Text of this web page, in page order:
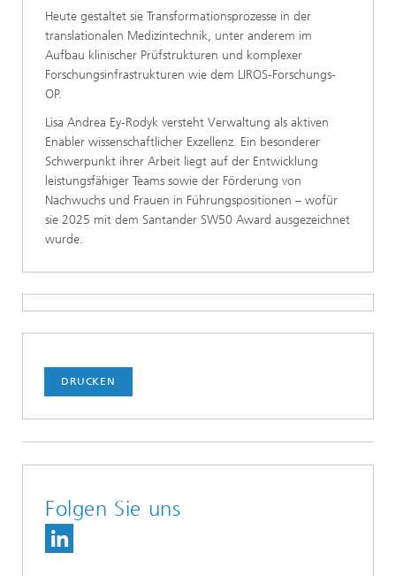
Heute gestaltet sie Transformationsprozesse in der
translationalen Medizintechnik, unter anderem im
Aufbau klinischer Prüfstrukturen und komplexer
Forschungsinfrastrukturen wie dem LIROS-Forschungs-
OP.
Lisa Andrea Ey-Rodyk versteht Verwaltung als aktiven
Enabler wissenschaftlicher Exzellenz. Ein besonderer
Schwerpunkt ihrer Arbeit liegt auf der Entwicklung
leistungsfähiger Teams sowie der Förderung von
Nachwuchs und Frauen in Führungspositionen – wofür
sie 2025 mit dem Santander SW50 Award ausgezeichnet
wurde.
DRUCKEN
Folgen Sie uns